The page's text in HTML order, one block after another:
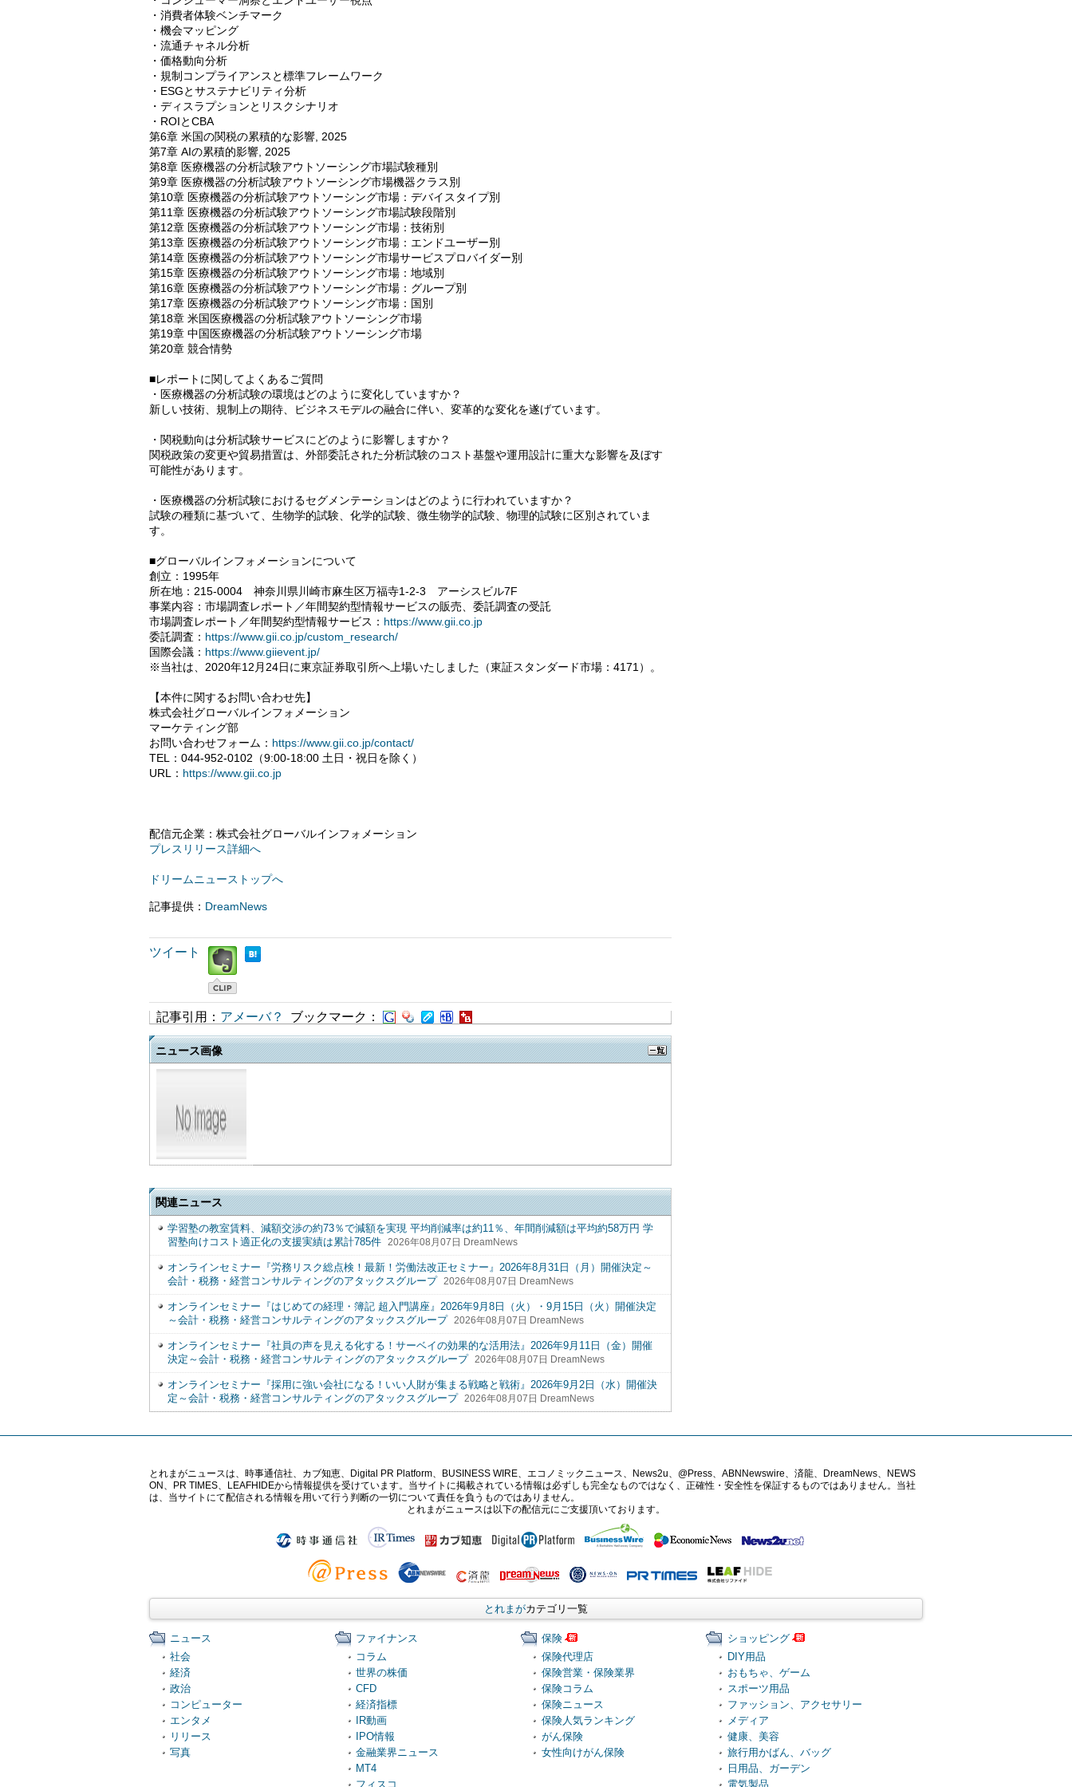
・消費者体験ベンチマーク
・機会マッピング
・流通チャネル分析
・価格動向分析
・規制コンプライアンスと標準フレームワーク
・ESGとサステナビリティ分析
・ディスラプションとリスクシナリオ
・ROIとCBA
第6章 米国の関税の累積的な影響, 2025
第7章 AIの累積的影響, 2025
第8章 医療機器の分析試験アウトソーシング市場試験種別
第9章 医療機器の分析試験アウトソーシング市場機器クラス別
第10章 医療機器の分析試験アウトソーシング市場：デバイスタイプ別
第11章 医療機器の分析試験アウトソーシング市場試験段階別
第12章 医療機器の分析試験アウトソーシング市場：技術別
第13章 医療機器の分析試験アウトソーシング市場：エンドユーザー別
第14章 医療機器の分析試験アウトソーシング市場サービスプロバイダー別
第15章 医療機器の分析試験アウトソーシング市場：地域別
第16章 医療機器の分析試験アウトソーシング市場：グループ別
第17章 医療機器の分析試験アウトソーシング市場：国別
第18章 米国医療機器の分析試験アウトソーシング市場
第19章 中国医療機器の分析試験アウトソーシング市場
第20章 競合情勢
■レポートに関してよくあるご質問
・医療機器の分析試験の環境はどのように変化していますか？
新しい技術、規制上の期待、ビジネスモデルの融合に伴い、変革的な変化を遂げています。
・関税動向は分析試験サービスにどのように影響しますか？
関税政策の変更や貿易措置は、外部委託された分析試験のコスト基盤や運用設計に重大な影響を及ぼす
可能性があります。
・医療機器の分析試験におけるセグメンテーションはどのように行われていますか？
試験の種類に基づいて、生物学的試験、化学的試験、微生物学的試験、物理的試験に区別されていま
す。
■グローバルインフォメーションについて
創立：1995年
所在地：215-0004 神奈川県川崎市麻生区万福寺1-2-3 アーシスビル7F
事業内容：市場調査レポート／年間契約型情報サービスの販売、委託調査の受託
市場調査レポート／年間契約型情報サービス： https://www.gii.co.jp
委託調査： https://www.gii.co.jp/custom_research/
国際会議： https://www.giievent.jp/
※当社は、2020年12月24日に東京証券取引所へ上場いたしました（東証スタンダード市場：4171）。
【本件に関するお問い合わせ先】
株式会社グローバルインフォメーション
マーケティング部
お問い合わせフォーム： https://www.gii.co.jp/contact/
TEL：044-952-0102（9:00-18:00 土日・祝日を除く）
URL： https://www.gii.co.jp
配信元企業：株式会社グローバルインフォメーション
プレスリリース詳細へ
ドリームニューストップへ
記事提供： DreamNews
ツイート
記事引用： アメーバ？ ブックマーク：
ニュース画像
関連ニュース
学習塾の教室賃料、減額交渉の約73％で減額を実現 平均削減率は約11％、年間削減額は平均約58万円 学
習塾向けコスト適正化の支援実績は累計785件
2026年08月07日 DreamNews
オンラインセミナー『労務リスク総点検！最新！労働法改正セミナー』2026年8月31日（月）開催決定～
会計・税務・経営コンサルティングのアタックスグループ
2026年08月07日 DreamNews
オンラインセミナー『はじめての経理・簿記 超入門講座』2026年9月8日（火）・9月15日（火）開催決定
～会計・税務・経営コンサルティングのアタックスグループ
2026年08月07日 DreamNews
オンラインセミナー『社員の声を見える化する！サーベイの効果的な活用法』2026年9月11日（金）開催
決定～会計・税務・経営コンサルティングのアタックスグループ
2026年08月07日 DreamNews
オンラインセミナー『採用に強い会社になる！いい人財が集まる戦略と戦術』2026年9月2日（水）開催決
定～会計・税務・経営コンサルティングのアタックスグループ
2026年08月07日 DreamNews
とれまがニュースは、時事通信社、カブ知恵、Digital PR Platform、BUSINESS WIRE、エコノミックニュース、News2u、@Press、ABNNewswire、済龍、DreamNews、NEWS
ON、PR TIMES、LEAFHIDEから情報提供を受けています。当サイトに掲載されている情報は必ずしも完全なものではなく、正確性・安全性を保証するものではありません。当社
は、当サイトにて配信される情報を用いて行う判断の一切について責任を負うものではありません。
とれまがニュースは以下の配信元にご支援頂いております。
とれまがカテゴリ一覧
ニュース
社会
経済
政治
コンピューター
エンタメ
リリース
写真
ファイナンス
コラム
世界の株価
CFD
経済指標
IR動画
IPO情報
金融業界ニュース
MT4
フィスコ
保険
保険代理店
保険営業・保険業界
保険コラム
保険ニュース
保険人気ランキング
がん保険
女性向けがん保険
ショッピング
DIY用品
おもちゃ、ゲーム
スポーツ用品
ファッション、アクセサリー
メディア
健康、美容
旅行用かばん、バッグ
日用品、ガーデン
電気製品